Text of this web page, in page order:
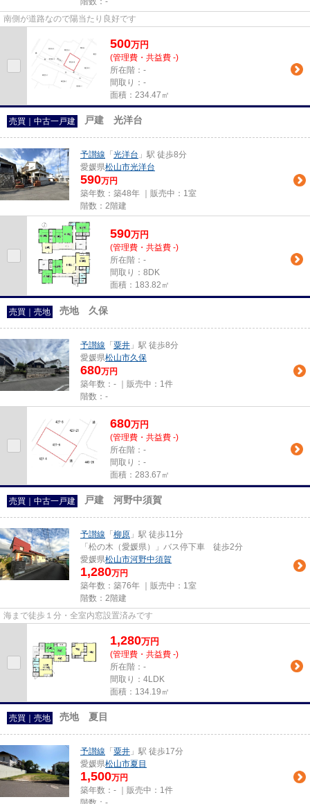
南側が道路なので陽当たり良好です
500万円
(管理費・共益費 -)
所在階：-
間取り：-
面積：234.47㎡
売買｜中古一戸建 戸建 光洋台
予讃線 「 光洋台 」駅 徒歩8分
愛媛県松山市光洋台
590万円
築年数：築48年 ｜販売中： 1室
階数：2階建
590万円
(管理費・共益費 -)
所在階：-
間取り：8DK
面積：183.82㎡
売買｜売地 売地 久保
予讃線 「 粟井 」駅 徒歩8分
愛媛県松山市久保
680万円
築年数：- ｜販売中： 1件
階数：-
680万円
(管理費・共益費 -)
所在階：-
間取り：-
面積：283.67㎡
売買｜中古一戸建 戸建 河野中須賀
予讃線 「 柳原 」駅 徒歩11分
「松の木（愛媛県）」バス停下車 徒歩2分
愛媛県松山市河野中須賀
1,280万円
築年数：築76年 ｜販売中： 1室
階数：2階建
海まで徒歩１分・全室内窓設置済みです
1,280万円
(管理費・共益費 -)
所在階：-
間取り：4LDK
面積：134.19㎡
売買｜売地 売地 夏目
予讃線 「 粟井 」駅 徒歩17分
愛媛県松山市夏目
1,500万円
築年数：- ｜販売中： 1件